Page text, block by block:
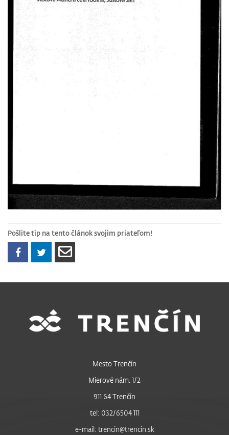
Pošlite tip na tento článok svojim priateľom!
Mesto Trenčín
Mierové nám. 1/2
911 64 Trenčín
tel: 032/6504 111
e-mail: trencin@trencin.sk